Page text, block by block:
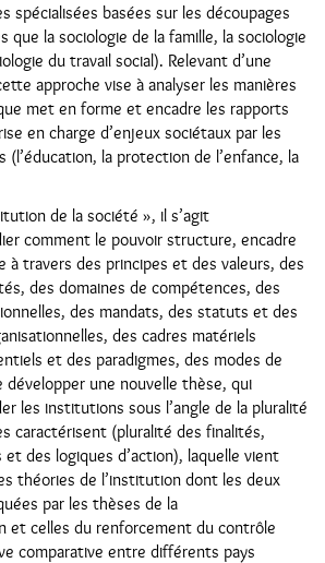
spécialisées basées sur les découpages
que la sociologie de la famille, la sociologie
du travail social). Relevant d’une
approche vise à analyser les manières
met en forme et encadre les rapports
en charge d’enjeux sociétaux par les
(l’éducation, la protection de l’enfance, la
de la société », il s’agit
comment le pouvoir structure, encadre
à travers des principes et des valeurs, des
des domaines de compétences, des
des mandats, des statuts et des
des cadres matériels
et des paradigmes, des modes de
développer une nouvelle thèse, qui
les institutions sous l’angle de la pluralité
caractérisent (pluralité des finalités,
et des logiques d’action), laquelle vient
théories de l’institution dont les deux
par les thèses de la
et celles du renforcement du contrôle
comparative entre différents pays